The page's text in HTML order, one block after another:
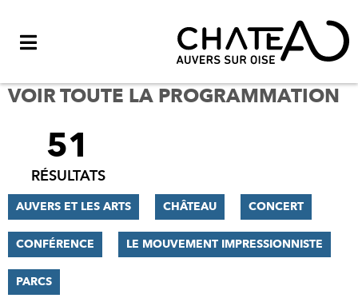
VOIR TOUTE LA PROGRAMMATION
FILTRER
RÉSULTATS
51
RÉSULTATS
AUVERS ET LES ARTS CHÂTEAU CONCERT
CONFÉRENCE LE MOUVEMENT IMPRESSIONNISTE
PARCS